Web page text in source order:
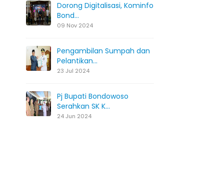
Dorong Digitalisasi, Kominfo
Bond...
09 Nov 2024
Pengambilan Sumpah dan
Pelantikan...
23 Jul 2024
Pj Bupati Bondowoso
Serahkan SK K...
24 Jun 2024